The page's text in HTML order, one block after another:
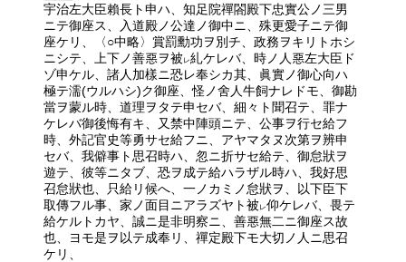
宇治左大臣賴長ト申ハ、知足院禪閤殿下忠實公ノ三男
ニテ御座ス、入道殿ノ公達ノ御中ニ、殊更愛子ニテ御
座ケリ、〈○中略〉賞罰勳功ヲ別チ、政務ヲキリトホシ
ニシテ、上下ノ善惡ヲ被 レ糺ケレバ、時ノ人惡左大臣ド
ゾ申ケル、諸人加樣ニ恐レ奉シカ其、眞實ノ御心向ハ
極テ濡(ウルハシ)ク御座、怪ノ舍人牛飼ナレドモ、御勘
當ヲ蒙ル時、道理ヲタテ申セバ、細々ト聞召テ、罪ナ
ケレバ御後悔有キ、又禁中陣頭ニテ、公事ヲ行セ給フ
時、外記官史等勇サセ給フニ、アヤマタヌ次第ヲ辨申
セバ、我僻事ト思召時ハ、忽ニ折サセ給テ、御怠狀ヲ
遊テ、彼等ニタブ、恐ヲ成テ給ハラザル時ハ、我好思
召怠狀也、只給リ候へ、一ノカミノ怠狀ヲ、以下臣下
取傳フル事、家ノ面目ニアラズヤト被 レ仰ケレバ、畏テ
給ケルトカヤ、誠ニ是非明察ニ、善惡無二ニ御座ス故
也、ヨモ是ヲ以テ成奉リ、禪定殿下モ大切ノ人ニ思召
ケリ、